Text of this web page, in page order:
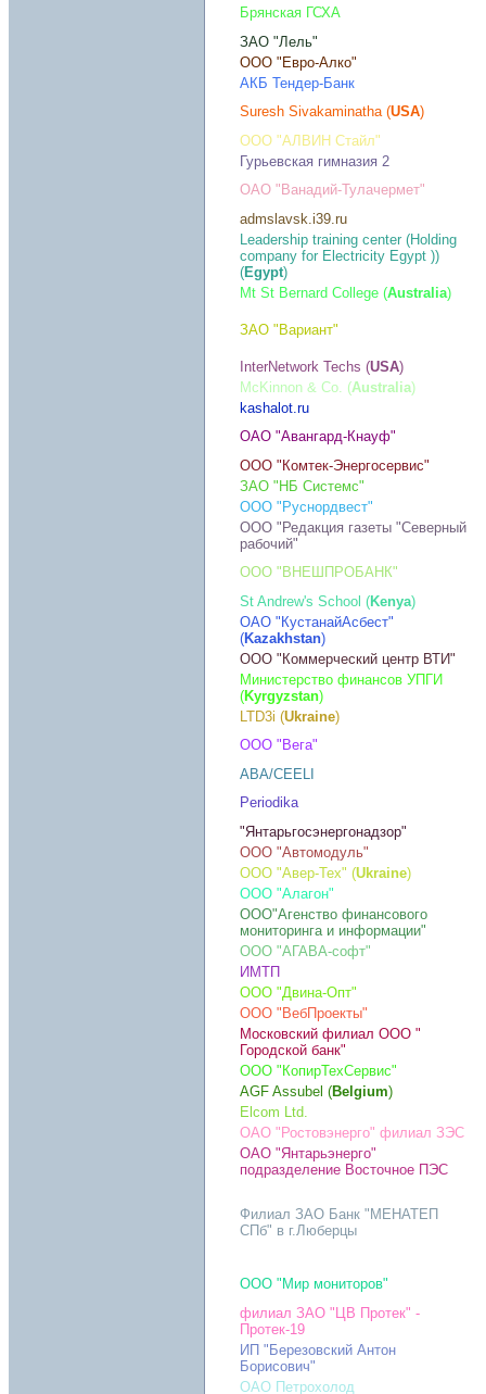
Брянская ГСХА
ЗАО "Лель"
ООО "Евро-Алко"
АКБ Тендер-Банк
Suresh Sivakaminatha (USA)
ООО "АЛВИН Стайл"
Гурьевская гимназия 2
ОАО "Ванадий-Тулачермет"
admslavsk.i39.ru
Leadership training center (Holding
company for Electricity Egypt ))
(Egypt)
Mt St Bernard College (Australia)
ЗАО "Вариант"
InterNetwork Techs (USA)
McKinnon & Co. (Australia)
kashalot.ru
ОАО "Авангард-Кнауф"
ООО "Комтек-Энергосервис"
ЗАО "НБ Системс"
ООО "Руснордвест"
ООО "Редакция газеты "Северный
рабочий"
ООО "ВНЕШПРОБАНК"
St Andrew's School (Kenya)
ОАО "КустанайАсбест"
(Kazakhstan)
ООО "Коммерческий центр ВТИ"
Министерство финансов УПГИ
(Kyrgyzstan)
LTD3i (Ukraine)
OOO "Вега"
ABA/CEELI
Periodika
"Янтарьгосэнергонадзор"
ООО "Автомодуль"
ООО "Авер-Тех" (Ukraine)
ООО "Алагон"
OOO"Агенство финансового
мониторинга и информации"
ООО "АГАВА-софт"
ИМТП
ООО "Двина-Опт"
ООО "ВебПроекты"
Московский филиал ООО "
Городской банк"
ООО "КопирТехСервис"
AGF Assubel (Belgium)
Elcom Ltd.
ОАО "Ростовэнерго" филиал ЗЭС
ОАО "Янтарьэнерго"
подразделение Восточное ПЭС
Филиал ЗАО Банк "МЕНАТЕП
СПб" в г.Люберцы
ООО "Мир мониторов"
филиал ЗАО "ЦВ Протек" -
Протек-19
ИП "Березовский Антон
Борисович"
ОАО Петрохолод